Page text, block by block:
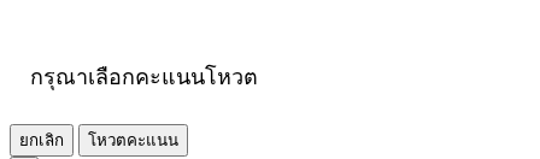
กรุณาเลือกคะแนนโหวต
ยกเลิก
โหวตคะแนน